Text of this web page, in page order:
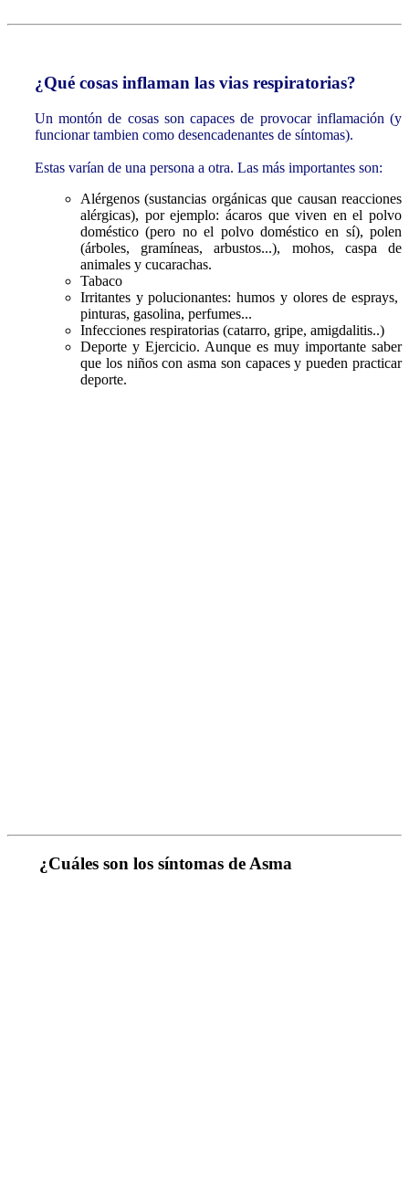
¿Qué cosas inflaman las vias respiratorias?
Un montón de cosas son capaces de provocar inflamación (y
funcionar tambien como desencadenantes de síntomas).
Estas varían de una persona a otra. Las más importantes son:
Alérgenos (sustancias orgánicas que causan reacciones
alérgicas), por ejemplo: ácaros que viven en el polvo
doméstico (pero no el polvo doméstico en sí), polen
(árboles, gramíneas, arbustos...), mohos, caspa de
animales y cucarachas.
Tabaco
Irritantes y polucionantes: humos y olores de esprays,
pinturas, gasolina, perfumes...
Infecciones respiratorias (catarro, gripe, amigdalitis..)
Deporte y Ejercicio. Aunque es muy importante saber
que los niños con asma son capaces y pueden practicar
deporte.
¿Cuáles son los síntomas de Asma